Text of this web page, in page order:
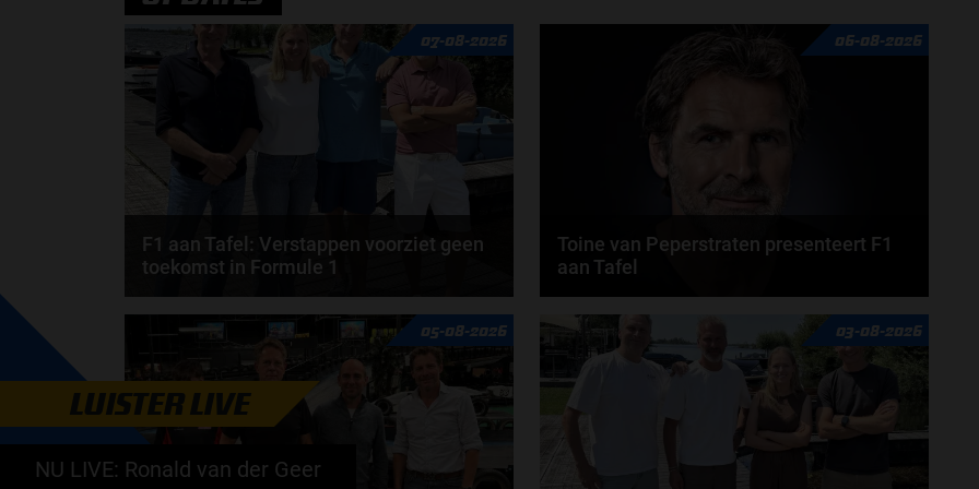
07-08-2026
F1 aan Tafel: Verstappen voorziet geen
toekomst in Formule 1
Max Verstappen wil géén Formule 1-team, de FIA en
de motorfabrikanten zaten niet op één lijn en...
doorde redactie van Grand Prix Radio
06-08-2026
Toine van Peperstraten presenteert F1
aan Tafel
Rob van Someren, Beitske Visser en Frans
Verschuur schuiven aan in de nieuwe F1 aan Tafel.
Iedere...
door
05-08-2026 03-08-2026
LUISTER LIVE
NU LIVE: Ronald van der Geer